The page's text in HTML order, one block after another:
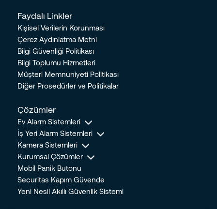
08.08.2023
Twitter Logosunun Yenilenen Hikayesi
25.07.2023
Hırsızlara Karşı Alınabilecek Güvenlik Önlemleri Nelerdir?
14.07.2023
Güvende Hissetmediğimiz Anlarda Oluşan Stresin İnsan
24.05.2023
Doğal Gaz Tasarrufu için Yapılacak 5 Önemli Kriter
24.05.2023
Mobil Panik Butonu Nedir? Hangi Durumlarda Kullanılır?
28.04.2023
Bebek ve Bakıcı Kameraları Alırken Dikkat Edilmesi Gerekenler
13.04.2023
Faydalı Linkler
Kişisel Verilerin Korunması
Çerez Aydınlatma Metni
Bilgi Güvenliği Politikası
Bilgi Toplumu Hizmetleri
Müşteri Memnuniyeti Politikası
Diğer Prosedürler ve Politikalar
Çözümler
Ev Alarm Sistemleri
İş Yeri Alarm Sistemleri
Kamera Sistemleri
Kurumsal Çözümler
Mobil Panik Butonu
Securitas Kapım Güvende
Yeni Nesil Akıllı Güvenlik Sistemi